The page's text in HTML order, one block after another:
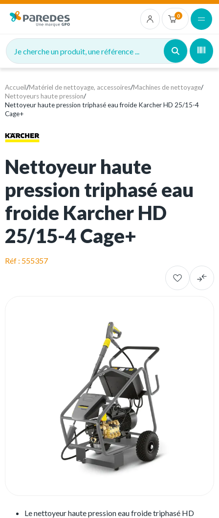
0
Je cherche un produit, une référence ...
Accueil/Matériel de nettoyage, accessoires/Machines de nettoyage/
Nettoyeurs haute pression/
Nettoyeur haute pression triphasé eau froide Karcher HD 25/15-4
Cage+
Nettoyeur haute
pression triphasé eau
froide Karcher HD
25/15-4 Cage+
Réf : 555357
Le nettoyeur haute pression eau froide triphasé HD